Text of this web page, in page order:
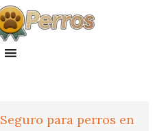
Seguro para perros en